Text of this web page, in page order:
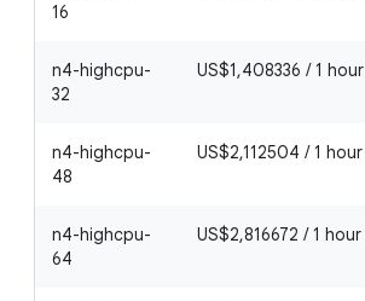
16
n4-highcpu-
32
US$1,408336 / 1 hour
n4-highcpu-
48
US$2,112504 / 1 hour
n4-highcpu-
64
US$2,816672 / 1 hour